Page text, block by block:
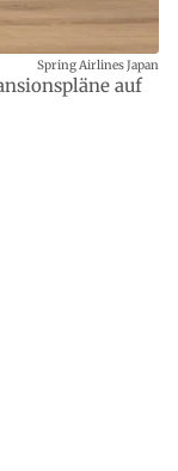
auf
Spring Airlines Japan